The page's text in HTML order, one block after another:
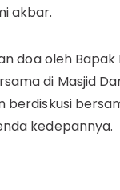
akbar.
doa oleh Bapak
di Masjid
berdiskusi
kedepannya.